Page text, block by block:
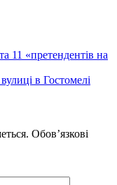
11 «претендентів на
в Гостомелі
Обов’язкові